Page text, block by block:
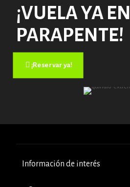
¡VUELA YA EN
PARAPENTE!
¡Reservar ya!
Información de interés